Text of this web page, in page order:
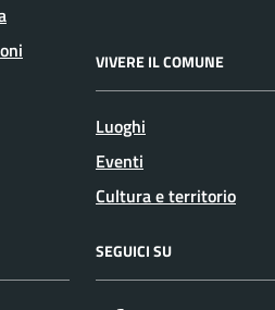
VIVERE IL COMUNE
Luoghi
Eventi
Cultura e territorio
SEGUICI SU